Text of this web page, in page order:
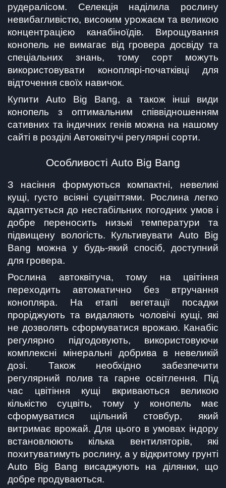
рудералісом. Селекція наділила рослину
невибагливістю, високим урожаєм та великою
концентрацією канабіноїдів. Вирощування
конопель не вимагає від гровера досвіду та
спеціальних знань, тому сорт можуть
використовувати коноплярі-початківці для
відточення своїх навичок.
Купити Auto Big Bang, а також інші види
конопель з оптимальним співвідношенням
сативних та індичних генів можна на нашому
сайті в розділі Автоквітучі регулярні сорти.
Особливості Auto Big Bang
З насіння формуються компактні, невеликі
кущі, густо всіяні суцвіттями. Рослина легко
адаптується до нестабільних погодних умов і
добре переносить низькі температури та
підвищену вологість. Культивувати Auto Big
Bang можна у будь-який спосіб, доступний
для гровера.
Рослина автоквітуча, тому на цвітіння
переходить автоматично без втручання
конопляра. На етапі вегетації посадки
проріджують та видаляють чоловічі кущі, які
не дозволять сформуватися врожаю. Канабіс
регулярно підгодовують, використовуючи
комплексні мінеральні добрива в невеликій
дозі. Також необхідно забезпечити
регулярний полив та гарне освітлення. Під
час цвітіння кущі вкриваються великою
кількістю суцвіть, тому у конопель має
сформуватися щільний стовбур, який
витримає врожай. Для цього в умовах індору
встановлюють кілька вентиляторів, які
похитуватимуть рослину, а у відкритому грунті
Auto Big Bang висаджують на ділянки, що
добре продуваються.